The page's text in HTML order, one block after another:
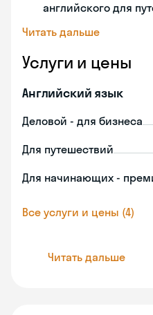
английского для
Читать дальше
Услуги и цены
Английский язык
Деловой - для бизнеса
Для путешествий
Для начинающих -
Все услуги и цены (4)
Читать дальше